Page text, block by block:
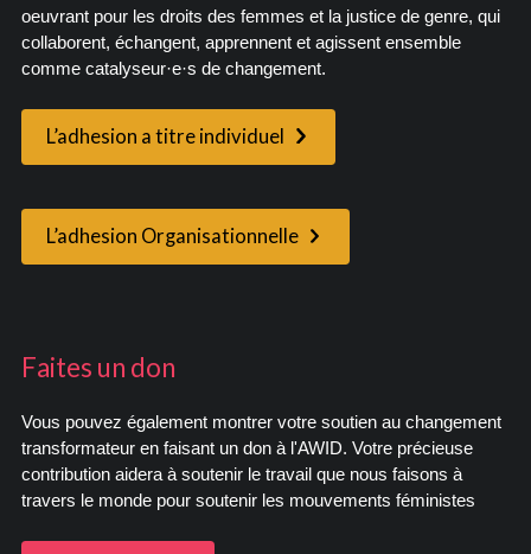
oeuvrant pour les droits des femmes et la justice de genre, qui
collaborent, échangent, apprennent et agissent ensemble
comme catalyseur·e·s de changement.
L’adhesion a titre individuel
L’adhesion Organisationnelle
Faites un don
Vous pouvez également montrer votre soutien au changement
transformateur en faisant un don à l'AWID. Votre précieuse
contribution aidera à soutenir le travail que nous faisons à
travers le monde pour soutenir les mouvements féministes